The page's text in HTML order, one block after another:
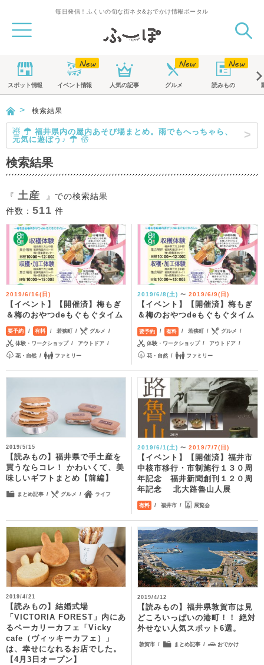
毎日発信！ふくいの旬な街ネタ&おでかけ情報ポータル
スポット情報 イベント情報 人気の記事 グルメ 読みもの
検索結果
☃ ☂ 福井県内の屋内あそび場まとめ。雨でもへっちゃら、
元気に遊ぼう♪ ☂ ☃
検索結果
『 土産
』での検索結果
件数： 511 件
2019/6/16(日)
【イベント】【開催済】梅もぎ
＆梅のおやつdeもぐもぐタイム
要予約 有料 若狭町 グルメ
体験・ワークショップ アウトドア
花・自然 ファミリー
2019/6/8(土) 〜 2019/6/9(日)
【イベント】【開催済】梅もぎ
＆梅のおやつdeもぐもぐタイム
要予約 有料 若狭町 グルメ
体験・ワークショップ アウトドア
花・自然 ファミリー
2019/5/15
【読みもの】福井県で手土産を
買うならコレ！ かわいくて、美
味しいギフトまとめ【前編】
まとめ記事 グルメ ライフ
2019/6/1(土) 〜 2019/7/7(日)
【イベント】【開催済】福井市
中核市移行・市制施行１３０周
年記念 福井新聞創刊１２０周
年記念 北大路魯山人展
有料 福井市 展覧会
2019/4/21
【読みもの】結婚式場
「VICTORIA FOREST」内にあ
るベーカリーカフェ「Vicky
cafe（ヴィッキーカフェ）」
は、幸せになれるお店でした。
【4月3日オープン】
2019/4/12
【読みもの】福井県敦賀市は見
どころいっぱいの港町！！ 絶対
外せない人気スポット6選。
敦賀市 まとめ記事 おでかけ